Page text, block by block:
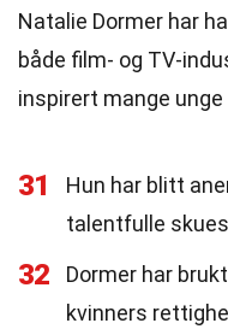
Natalie Dormer har
både film- og TV-
inspirert mange
31
Hun har blitt
talentfulle
32 Dormer har
kvinners